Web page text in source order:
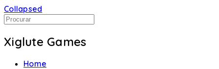
Collapsed
Xiglute Games
Home